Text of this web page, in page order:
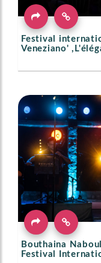
Festival
Veneziano'
Bouthaina
Festival